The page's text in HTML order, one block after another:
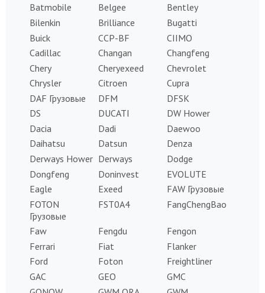
Batmobile
Belgee
Bentley
Bilenkin
Brilliance
Bugatti
Buick
CCP-BF
CIIMO
Cadillac
Changan
Changfeng
Chery
Cheryexeed
Chevrolet
Chrysler
Citroen
Cupra
DAF Грузовые
DFM
DFSK
DS
DUCATI
DW Hower
Dacia
Dadi
Daewoo
Daihatsu
Datsun
Denza
Derways Hower Derways
Dodge
Dongfeng
Doninvest
EVOLUTE
Eagle
Exeed
FAW Грузовые
FOTON
Грузовые
FST0A4 FangChengBao
Faw Fengdu
Fengon
Ferrari
Fiat
Flanker
Ford
Foton
Freightliner
GAC
GEO
GMC